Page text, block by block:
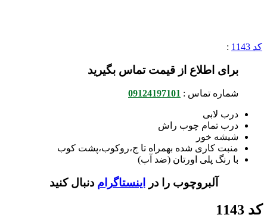
کد 1143 :
برای اطلاع از قیمت تماس بگیرید
شماره تماس : 09124197101
درب لابی
درب تمام چوب راش
شیشه خور
منبت کاری شده بهمراه تا ج،روکوب،پشت کوب
با رنگ پلی اورتان (ضد آب)
آلبروچوب را در اینستاگرام دنبال کنید
کد 1143